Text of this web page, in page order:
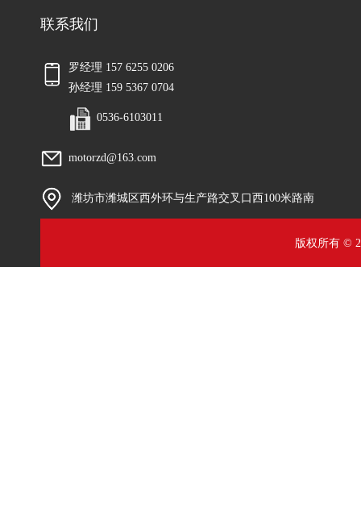
联系我们
罗经理 157 6255 0206
孙经理 159 5367 0704
0536-6103011
motorzd@163.com
潍坊市潍城区西外环与生产路交叉口西100米路南
版权所有 ©